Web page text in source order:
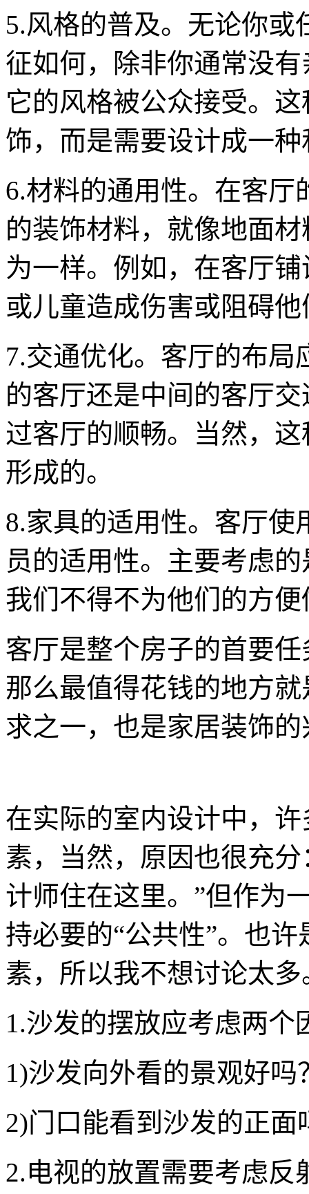
5.风格的普及。无论你
征如何，除非你通常没
它的风格被公众接受。
饰，而是需要设计成一
6.材料的通用性。在客
的装饰材料，就像地面
为一样。例如，在客厅
或儿童造成伤害或阻碍
7.交通优化。客厅的布
的客厅还是中间的客厅
过客厅的顺畅。当然，
形成的。
8.家具的适用性。客厅
员的适用性。主要考虑
我们不得不为他们的方
客厅是整个房子的首要
那么最值得花钱的地方
求之一，也是家居装饰
在实际的室内设计中，
素，当然，原因也很充
计师住在这里。”但作为
持必要的“公共性”。也
素，所以我不想讨论太
1.沙发的摆放应考虑两个
1)沙发向外看的景观好吗
2)门口能看到沙发的正面
2.电视的放置需要考虑反